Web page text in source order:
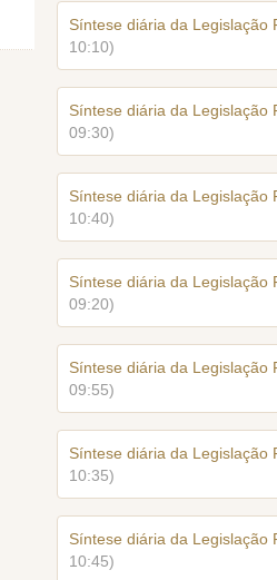
Síntese diária da Legislação
10:10)
Síntese diária da Legislação
09:30)
Síntese diária da Legislação
10:40)
Síntese diária da Legislação
09:20)
Síntese diária da Legislação
09:55)
Síntese diária da Legislação
10:35)
Síntese diária da Legislação
10:45)